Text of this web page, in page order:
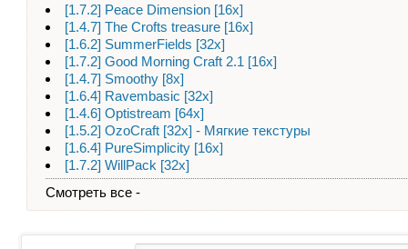
[1.7.2] Peace Dimension [16x]
[1.4.7] The Crofts treasure [16x]
[1.6.2] SummerFields [32x]
[1.7.2] Good Morning Craft 2.1 [16x]
[1.4.7] Smoothy [8x]
[1.6.4] Ravembasic [32х]
[1.4.6] Optistream [64x]
[1.5.2] OzoCraft [32x] - Мягкие текстуры
[1.6.4] PureSimplicity [16x]
[1.7.2] WillPack [32х]
Смотреть все -